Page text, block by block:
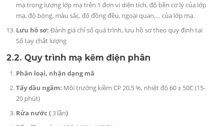
mạ trọng lượng lớp mạ trên 1 đơn vị diện tích, độ bền cơ lý của lớp
mạ, độ bóng, màu sắc, độ đồng đều, ngoại quan,… của lớp mạ.
Lưu hồ sơ: Đánh giá chỉ số quá trình, lưu hồ sơ theo quy định tại
Sổ tay chất lượng
2.2. Quy trình mạ kẽm điện phân
Phân loại, nhận dạng mã
Tẩy dầu ngâm: Môi trường kiềm CP 20,5 %, nhiệt độ 60 ± 50C (15-
20 phút)
Rửa nước (3 lần)